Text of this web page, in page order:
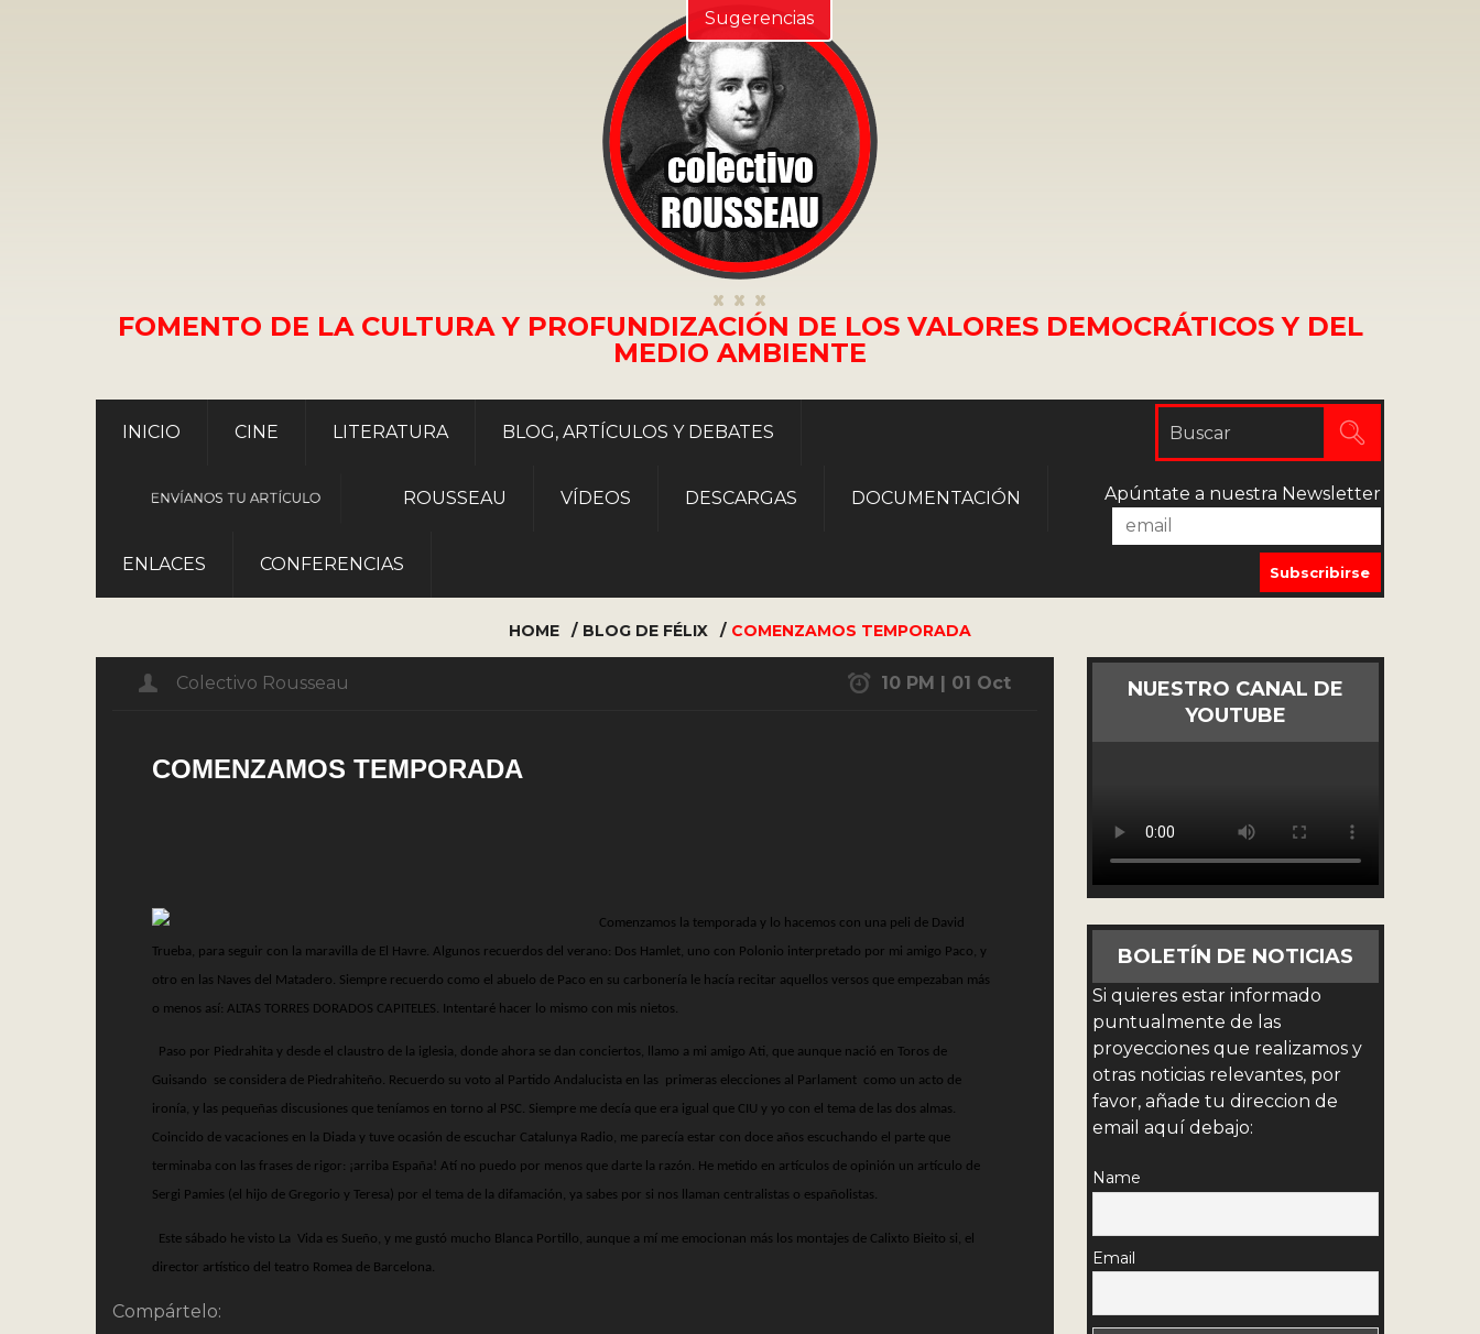
FOMENTO DE LA CULTURA Y PROFUNDIZACIÓN DE LOS VALORES DEMOCRÁTICOS Y DEL
MEDIO AMBIENTE
INICIO CINE LITERATURA BLOG, ARTÍCULOS Y DEBATES
ENVÍANOS TU ARTÍCULO ROUSSEAU VÍDEOS DESCARGAS DOCUMENTACIÓN
ENLACES CONFERENCIAS
Apúntate a nuestra Newsletter
HOME BLOG DE FÉLIX COMENZAMOS TEMPORADA
Colectivo Rousseau 10 PM | 01 Oct
COMENZAMOS TEMPORADA
Comenzamos la temporada y lo hacemos con una peli de David
Trueba, para seguir con la maravilla de El Havre. Algunos recuerdos del verano: Dos Hamlet, uno con Polonio interpretado por mi amigo Paco, y
otro en las Naves del Matadero. Siempre recuerdo como el abuelo de Paco en su carbonería le hacía recitar aquellos versos que empezaban más
o menos así: ALTAS TORRES DORADOS CAPITELES. Intentaré hacer lo mismo con mis nietos.
Paso por Piedrahita y desde el claustro de la iglesia, donde ahora se dan conciertos, llamo a mi amigo Ati, que aunque nació en Toros de
Guisando
se considera de Piedrahiteño. Recuerdo su voto al Partido Andalucista en las primeras elecciones al Parlament como un acto de
ironía, y las pequeñas discusiones que teníamos en torno al PSC. Siempre me decía que era igual que CIU y yo con el tema de las dos almas.
Coincido de vacaciones en la Diada y tuve ocasión de escuchar Catalunya Radio, me parecía estar con doce años escuchando el parte que
terminaba con las frases de rigor: ¡arriba España! Atí no puedo por menos que darte la razón. He metido en artículos de opinión un artículo de
Sergi Pamies (el hijo de Gregorio y Teresa) por el tema de la difamación, ya sabes por si nos llaman centralistas o españolistas.
Este sábado he visto La Vida es Sueño, y me gustó mucho Blanca Portillo, aunque a mí me emocionan más los montajes de Calixto Bieito si, el
director artístico del teatro Romea de Barcelona.
Compártelo:
NUESTRO CANAL DE
YOUTUBE
BOLETÍN DE NOTICIAS
Si quieres estar informado
puntualmente de las
proyecciones que realizamos y
otras noticias relevantes, por
favor, añade tu direccion de
email aquí debajo:
Name
Email
Sugerencias